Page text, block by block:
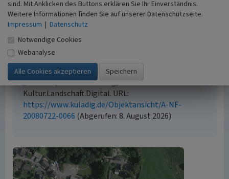
Urheberrechtlicher Hinweis
Der hier präsentierte Inhalt ist urheberrechtlich
geschützt. Die angezeigten Medien unterliegen
möglicherweise zusätzlichen urheberrechtlichen
Bedingungen, die an diesen ausgewiesen sind.
Empfohlene Zitierweise
„Froweinpark”. In: KuLaDig,
Kultur.Landschaft.Digital. URL:
https://www.kuladig.de/Objektansicht/A-NF-
20080722-0066 (Abgerufen: 8. August 2026)
sind. Mit Anklicken des Buttons erklären Sie Ihr Einverständnis.
Weitere Informationen finden Sie auf unserer Datenschutzseite.
Impressum | Datenschutz
Notwendige Cookies
Webanalyse